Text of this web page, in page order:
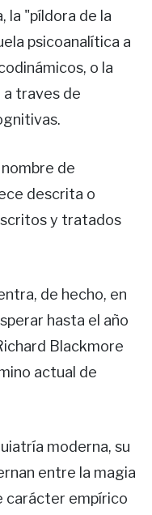
la "píldora de la
psicoanalítica a
o la
traves de
de
descrita o
y tratados
de hecho, en
hasta el año
Blackmore
actual de
moderna, su
entre la magia
carácter empírico